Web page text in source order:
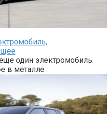
один электромобиль.
в металле